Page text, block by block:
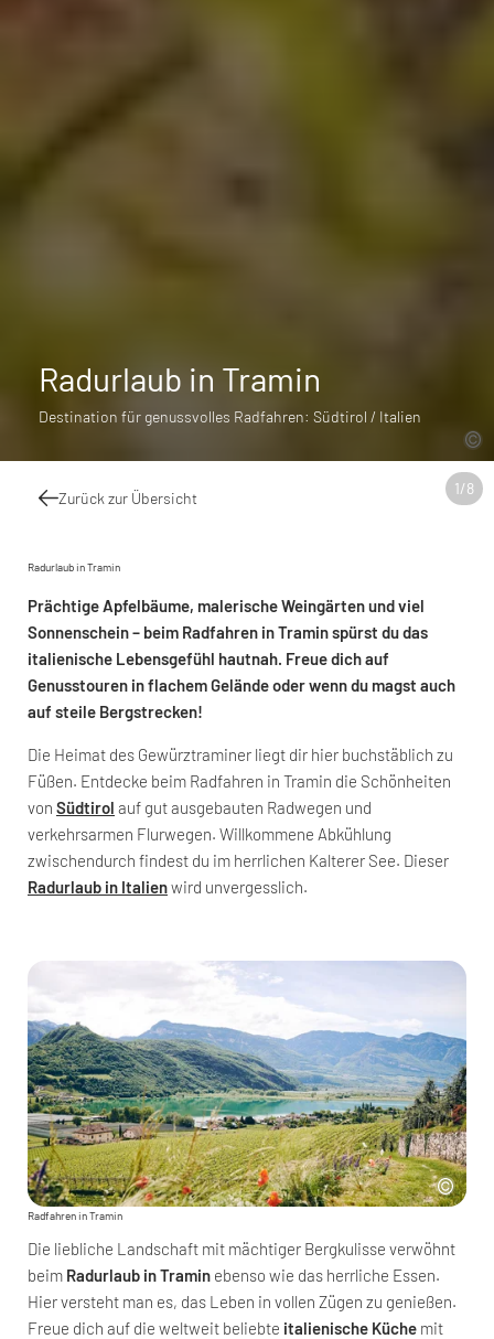
1/8
Radurlaub in Tramin
Destination für genussvolles Radfahren: Südtirol / Italien
Zurück zur Übersicht
Radurlaub in Tramin
Prächtige Apfelbäume, malerische Weingärten und viel
Sonnenschein – beim Radfahren in Tramin spürst du das
italienische Lebensgefühl hautnah. Freue dich auf
Genusstouren in flachem Gelände oder wenn du magst auch
auf steile Bergstrecken!
Die Heimat des Gewürztraminer liegt dir hier buchstäblich zu
Füßen. Entdecke beim Radfahren in Tramin die Schönheiten
von Südtirol auf gut ausgebauten Radwegen und
verkehrsarmen Flurwegen. Willkommene Abkühlung
zwischendurch findest du im herrlichen Kalterer See. Dieser
Radurlaub in Italienwird unvergesslich.
Radfahren in Tramin
Die liebliche Landschaft mit mächtiger Bergkulisse verwöhnt
beim Radurlaub in Tramin ebenso wie das herrliche Essen.
Hier versteht man es, das Leben in vollen Zügen zu genießen.
Freue dich auf die weltweit beliebte italienische Küche mit